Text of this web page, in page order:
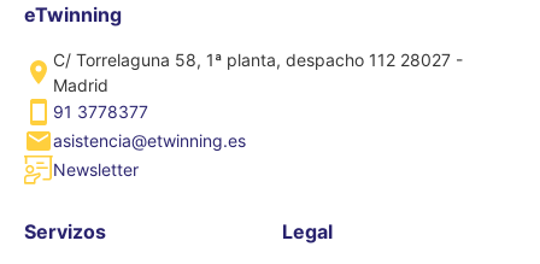
eTwinning
C/ Torrelaguna 58, 1ª planta, despacho 112 28027 -
Madrid
91 3778377
asistencia@etwinning.es
Newsletter
Servizos Legal